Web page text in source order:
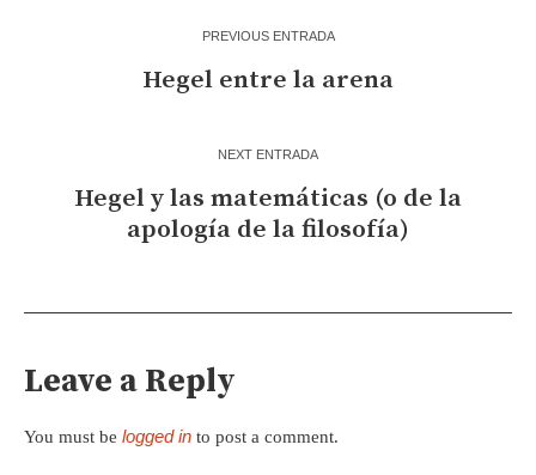
PREVIOUS ENTRADA
Hegel entre la arena
NEXT ENTRADA
Hegel y las matemáticas (o de la
apología de la filosofía)
Leave a Reply
You must be logged in to post a comment.